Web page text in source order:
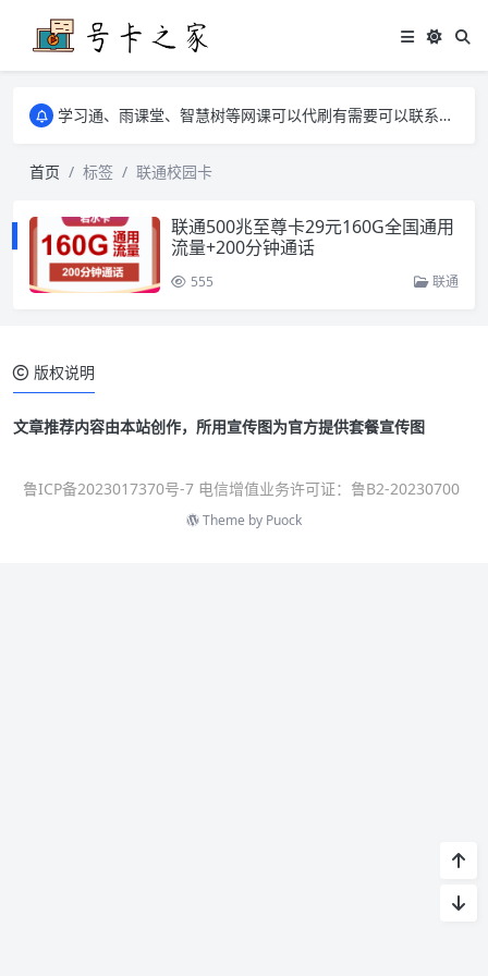
学习通、雨课堂、智慧树等网课可以代刷有需要可以联系邮箱i@tuzi.la
学习通、雨课堂、智慧树等网课可以代刷有需要可以联系邮箱i@tuzi.la
首页
标签 联通校园卡
联通500兆至尊卡29元160G全国通用
流量+200分钟通话
555 联通
版权说明
文章推荐内容由本站创作，所用宣传图为官方提供套餐宣传图
鲁ICP备2023017370号-7 电信增值业务许可证：鲁B2-20230700
Theme by Puock